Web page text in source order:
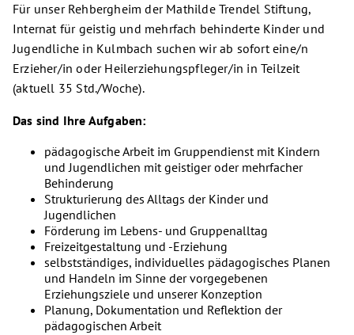
Für unser Rehbergheim der Mathilde Trendel Stiftung,
Internat für geistig und mehrfach behinderte Kinder und
Jugendliche in Kulmbach suchen wir ab sofort eine/n
Erzieher/in oder Heilerziehungspfleger/in in Teilzeit
(aktuell 35 Std./Woche).
Das sind Ihre Aufgaben:
pädagogische Arbeit im Gruppendienst mit Kindern
und Jugendlichen mit geistiger oder mehrfacher
Behinderung
Strukturierung des Alltags der Kinder und
Jugendlichen
Förderung im Lebens- und Gruppenalltag
Freizeitgestaltung und -Erziehung
selbstständiges, individuelles pädagogisches Planen
und Handeln im Sinne der vorgegebenen
Erziehungsziele und unserer Konzeption
Planung, Dokumentation und Reflektion der
pädagogischen Arbeit